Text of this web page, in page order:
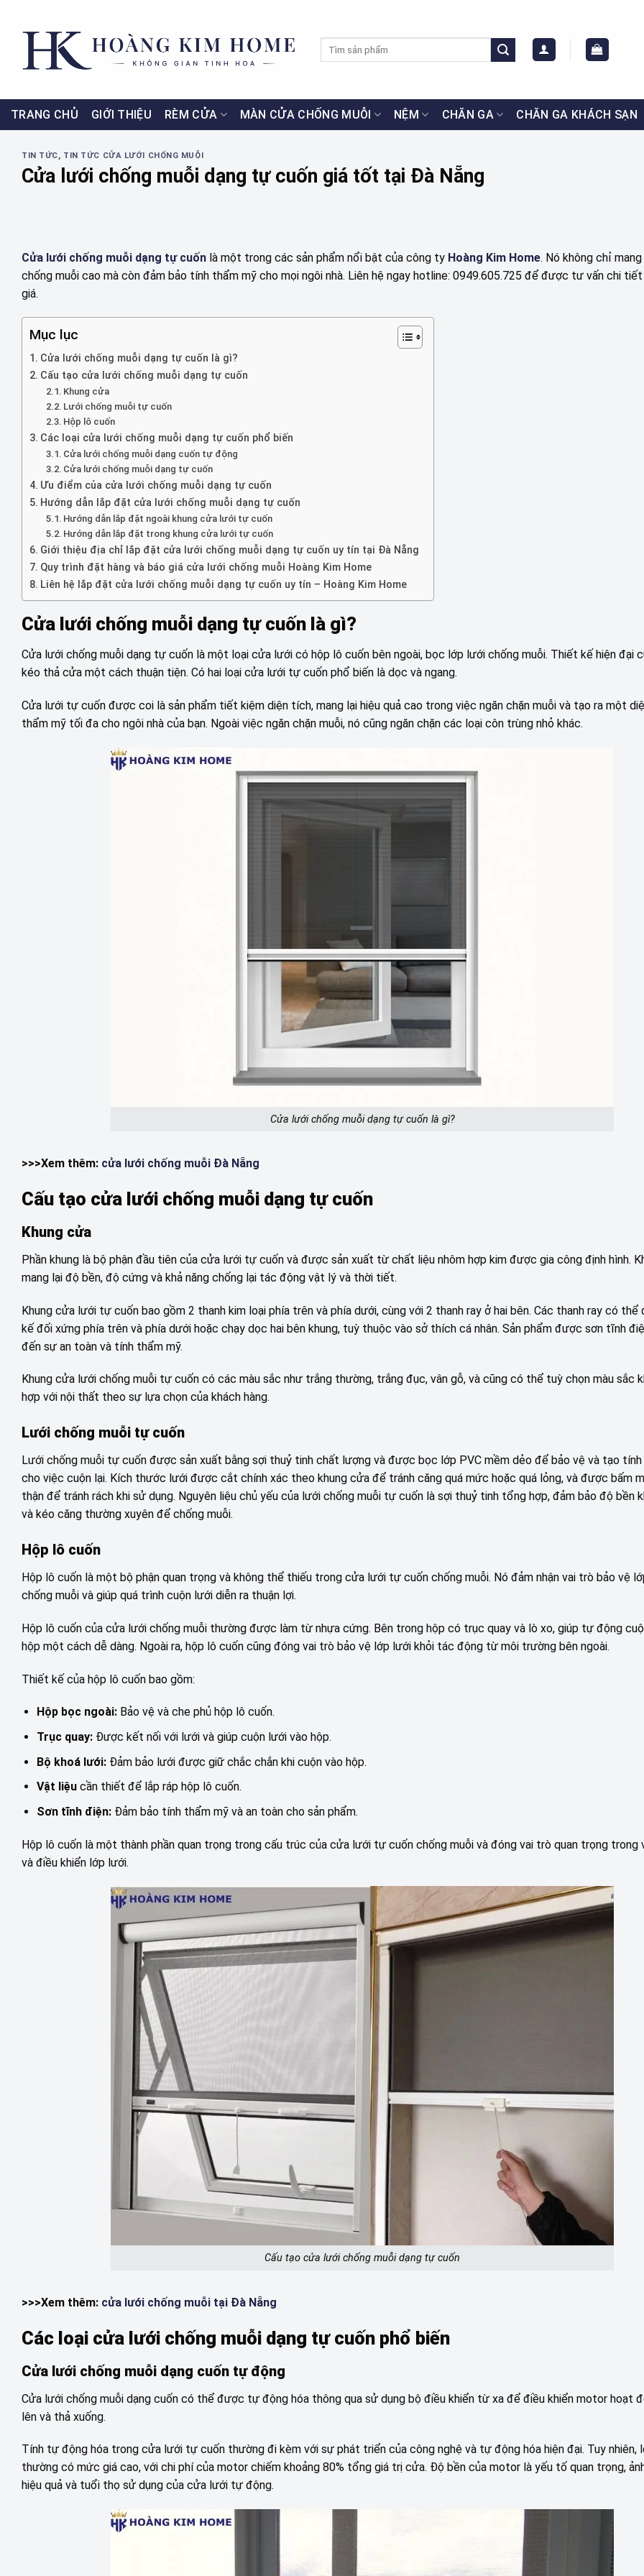
TRANG CHỦ GIỚI THIỆU RÈM CỬA MÀN CỬA CHỐNG MUỖI NỆM CHĂN GA CHĂN GA KHÁCH SẠN
TIN TỨC, TIN TỨC CỬA LƯỚI CHỐNG MUỖI
Cửa lưới chống muỗi dạng tự cuốn giá tốt tại Đà Nẵng
Cửa lưới chống muỗi dạng tự cuốn là một trong các sản phẩm nổi bật của công ty Hoàng Kim Home. Nó không chỉ
chống muỗi cao mà còn đảm bảo tính thẩm mỹ cho mọi ngôi nhà. Liên hệ ngay hotline: 0949.605.725 để được tư vấn chi
giá.
Mục lục
Cửa lưới chống muỗi dạng tự cuốn là gì?
Cấu tạo cửa lưới chống muỗi dạng tự cuốn
Khung cửa
Lưới chống muỗi tự cuốn
Hộp lô cuốn
Các loại cửa lưới chống muỗi dạng tự cuốn phổ biến
Cửa lưới chống muỗi dạng cuốn tự động
Cửa lưới chống muỗi dạng tự cuốn
Ưu điểm của cửa lưới chống muỗi dạng tự cuốn
Hướng dẫn lắp đặt cửa lưới chống muỗi dạng tự cuốn
Hướng dẫn lắp đặt ngoài khung cửa lưới tự cuốn
Hướng dẫn lắp đặt trong khung cửa lưới tự cuốn
Giới thiệu địa chỉ lắp đặt cửa lưới chống muỗi dạng tự cuốn uy tín tại Đà Nẵng
Quy trình đặt hàng và báo giá cửa lưới chống muỗi Hoàng Kim Home
Liên hệ lắp đặt cửa lưới chống muỗi dạng tự cuốn uy tín – Hoàng Kim Home
Cửa lưới chống muỗi dạng tự cuốn là gì?
Cửa lưới chống muỗi dạng tự cuốn là một loại cửa lưới có hộp lô cuốn bên ngoài, bọc lớp lưới chống muỗi. Thiết kế hiện đại
kéo thả cửa một cách thuận tiện. Có hai loại cửa lưới tự cuốn phổ biến là dọc và ngang.
Cửa lưới tự cuốn được coi là sản phẩm tiết kiệm diện tích, mang lại hiệu quả cao trong việc ngăn chặn muỗi và tạo ra một
thẩm mỹ tối đa cho ngôi nhà của bạn. Ngoài việc ngăn chặn muỗi, nó cũng ngăn chặn các loại côn trùng nhỏ khác.
Cửa lưới chống muỗi dạng tự cuốn là gì?
>>>Xem thêm: cửa lưới chống muỗi Đà Nẵng
Cấu tạo cửa lưới chống muỗi dạng tự cuốn
Khung cửa
Phần khung là bộ phận đầu tiên của cửa lưới tự cuốn và được sản xuất từ chất liệu nhôm hợp kim được gia công định hình.
mang lại độ bền, độ cứng và khả năng chống lại tác động vật lý và thời tiết.
Khung cửa lưới tự cuốn bao gồm 2 thanh kim loại phía trên và phía dưới, cùng với 2 thanh ray ở hai bên. Các thanh ray có
kế đối xứng phía trên và phía dưới hoặc chạy dọc hai bên khung, tuỳ thuộc vào sở thích cá nhân. Sản phẩm được sơn tĩnh
đến sự an toàn và tính thẩm mỹ.
Khung cửa lưới chống muỗi tự cuốn có các màu sắc như trắng thường, trắng đục, vân gỗ, và cũng có thể tuỳ chọn màu sắc
hợp với nội thất theo sự lựa chọn của khách hàng.
Lưới chống muỗi tự cuốn
Lưới chống muỗi tự cuốn được sản xuất bằng sợi thuỷ tinh chất lượng và được bọc lớp PVC mềm dẻo để bảo vệ và tạo tính
cho việc cuộn lại. Kích thước lưới được cắt chính xác theo khung cửa để tránh căng quá mức hoặc quá lỏng, và được bấm
thận để tránh rách khi sử dụng. Nguyên liệu chủ yếu của lưới chống muỗi tự cuốn là sợi thuỷ tinh tổng hợp, đảm bảo độ bền
và kéo căng thường xuyên để chống muỗi.
Hộp lô cuốn
Hộp lô cuốn là một bộ phận quan trọng và không thể thiếu trong cửa lưới tự cuốn chống muỗi. Nó đảm nhận vai trò bảo vệ
chống muỗi và giúp quá trình cuộn lưới diễn ra thuận lợi.
Hộp lô cuốn của cửa lưới chống muỗi thường được làm từ nhựa cứng. Bên trong hộp có trục quay và lò xo, giúp tự động
hộp một cách dễ dàng. Ngoài ra, hộp lô cuốn cũng đóng vai trò bảo vệ lớp lưới khỏi tác động từ môi trường bên ngoài.
Thiết kế của hộp lô cuốn bao gồm:
Hộp bọc ngoài: Bảo vệ và che phủ hộp lô cuốn.
Trục quay: Được kết nối với lưới và giúp cuộn lưới vào hộp.
Bộ khoá lưới:Đảm bảo lưới được giữ chắc chắn khi cuộn vào hộp.
Vật liệu cần thiết để lắp ráp hộp lô cuốn.
Sơn tĩnh điện:Đảm bảo tính thẩm mỹ và an toàn cho sản phẩm.
Hộp lô cuốn là một thành phần quan trọng trong cấu trúc của cửa lưới tự cuốn chống muỗi và đóng vai trò quan trọng trong
và điều khiển lớp lưới.
Cấu tạo cửa lưới chống muỗi dạng tự cuốn
>>>Xem thêm: cửa lưới chống muỗi tại Đà Nẵng
Các loại cửa lưới chống muỗi dạng tự cuốn phổ biến
Cửa lưới chống muỗi dạng cuốn tự động
Cửa lưới chống muỗi dạng cuốn có thể được tự động hóa thông qua sử dụng bộ điều khiển từ xa để điều khiển motor hoạt
lên và thả xuống.
Tính tự động hóa trong cửa lưới tự cuốn thường đi kèm với sự phát triển của công nghệ và tự động hóa hiện đại. Tuy nhiên,
thường có mức giá cao, với chi phí của motor chiếm khoảng 80% tổng giá trị cửa. Độ bền của motor là yếu tố quan trọng,
hiệu quả và tuổi thọ sử dụng của cửa lưới tự động.